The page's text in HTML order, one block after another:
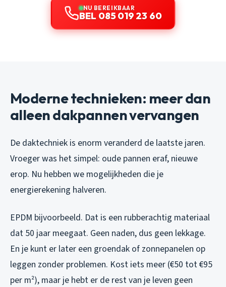
NU BEREIKBAAR
BEL 085 019 23 60
Moderne technieken: meer dan
alleen dakpannen vervangen
De daktechniek is enorm veranderd de laatste jaren.
Vroeger was het simpel: oude pannen eraf, nieuwe
erop. Nu hebben we mogelijkheden die je
energierekening halveren.
EPDM bijvoorbeeld. Dat is een rubberachtig materiaal
dat 50 jaar meegaat. Geen naden, dus geen lekkage.
En je kunt er later een groendak of zonnepanelen op
leggen zonder problemen. Kost iets meer (€50 tot €95
per m²), maar je hebt er de rest van je leven geen